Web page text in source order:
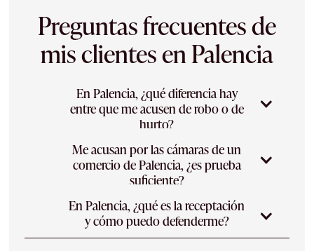
Preguntas frecuentes de
mis clientes en Palencia
En Palencia, ¿qué diferencia hay
entre que me acusen de robo o de
hurto?
La clave está en cómo se cometió. En Palencia,
si se empleó fuerza en las cosas o violencia o
intimidación sobre las personas, hablamos de
robo; si simplemente se tomó algo ajeno sin
fuerza ni violencia, es un hurto. El robo
conlleva penas más severas, por lo que la
Me acusan por las cámaras de un
comercio de Palencia, ¿es prueba
suficiente?
Las cámaras son prueba habitual, pero no
infalible: deben tener calidad suficiente para
En Palencia, ¿qué es la receptación
y cómo puedo defenderme?